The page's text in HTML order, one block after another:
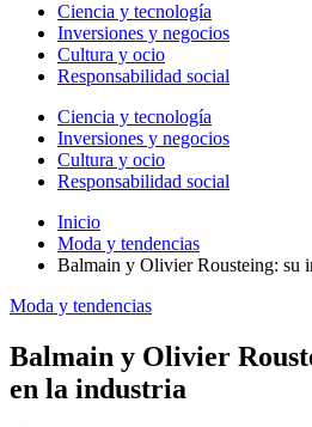
Ciencia y tecnología
Inversiones y negocios
Cultura y ocio
Responsabilidad social
Ciencia y tecnología
Inversiones y negocios
Cultura y ocio
Responsabilidad social
Inicio
Moda y tendencias
Balmain y Olivier Rousteing: su
Moda y tendencias
Balmain y Olivier
en la industria